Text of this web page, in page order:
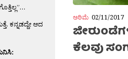
ಅರಿಮೆ 02/11/2017
ಕೆಲವು
ಕನ್ನಡದ್ದೇ ಆದ